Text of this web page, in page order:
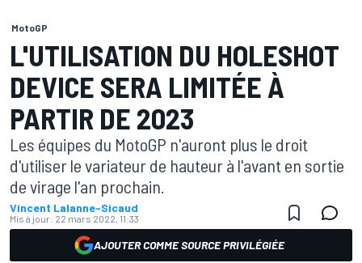
MotoGP
L'UTILISATION DU HOLESHOT
DEVICE SERA LIMITÉE À
PARTIR DE 2023
Les équipes du MotoGP n'auront plus le droit
d'utiliser le variateur de hauteur à l'avant en sortie
de virage l'an prochain.
Vincent Lalanne-Sicaud
Mis à jour: 22 mars 2022, 11:33
AJOUTER COMME SOURCE PRIVILÉGIÉE